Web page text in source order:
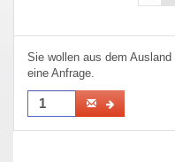
Sie wollen aus dem
eine Anfrage.